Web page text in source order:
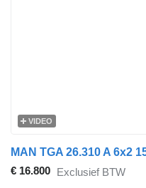
VIDEO
€ 16.800 Exclusief BTW